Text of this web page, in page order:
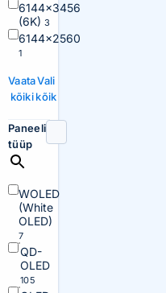
6144×3456
(6K) 3
6144×2560
1
Vaata
kõiki
Vali
kõik
Paneeli
tüüp
WOLED
(White
OLED)
7
QD-
OLED
105